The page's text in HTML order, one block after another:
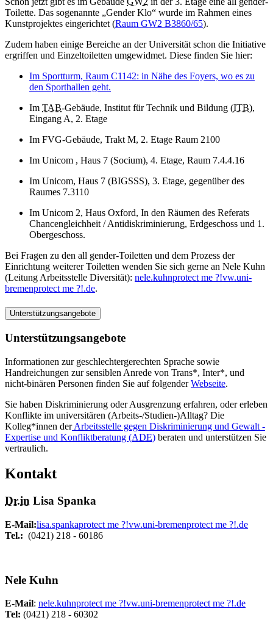
Toilette. Das sogenannte „Gender Klo“ wurde im Rahmen eines
Kunstprojektes eingerichtet (Raum GW2 B3860/65).
Zudem haben einige Bereiche an der Universität schon die Initiative
ergriffen und Einzeltoiletten umgewidmet. Diese finden Sie hier:
Im Sportturm, Raum C1142: in Nähe des Foyers, wo es zu
den Sporthallen geht.
Im TAB-Gebäude, Institut für Technik und Bildung (ITB),
Eingang A, 2. Etage
Im FVG-Gebäude, Trakt M, 2. Etage Raum 2100
Im Unicom , Haus 7 (Socium), 4. Etage, Raum 7.4.4.16
Im Unicom, Haus 7 (BIGSSS), 3. Etage, gegenüber des
Raumes 7.3110
Im Unicom 2, Haus Oxford, In den Räumen des Referats
Chancengleichheit / Antidiskriminierung, Erdgeschoss und 1.
Obergeschoss.
Bei Fragen zu den all gender-Toiletten und dem Prozess der
Einrichtung weiterer Toiletten wenden Sie sich gerne an Nele Kuhn
(Leitung Arbeitsstelle Diversität): nele.kuhnprotect me ?!vw.uni-
bremenprotect me ?!.de.
Unterstützungsangebote
Unterstützungsangebote
Informationen zur geschlechtergerechten Sprache sowie
Handreichungen zur sensiblen Anrede von Trans*, Inter*, und
nicht-binären Personen finden Sie auf folgenderWebseite.
Sie haben Diskriminierung oder Ausgrenzung erfahren, oder erleben
Konflikte im universitären (Arbeits-/Studien-)Alltag? Die
Kolleg*innen derArbeitsstelle gegen Diskriminierung und Gewalt -
Expertise und Konfliktberatung (ADE) beraten und unterstützen Sie
vertraulich.
Kontakt
Dr.in Lisa Spanka
E-Mail:lisa.spankaprotect me ?!vw.uni-bremenprotect me ?!.de
Tel.: (0421) 218 - 60186
Nele Kuhn
E-Mail: nele.kuhnprotect me ?!vw.uni-bremenprotect me ?!.de
Tel: (0421) 218 - 60302